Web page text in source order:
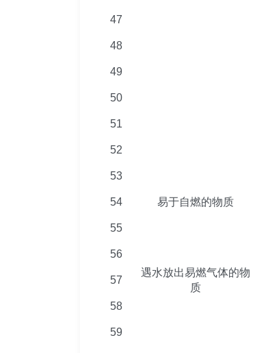
47
48
49
50
51
52
53
易于自燃的物质
54
55
56
遇水放出易燃气体的物
质
57
58
59